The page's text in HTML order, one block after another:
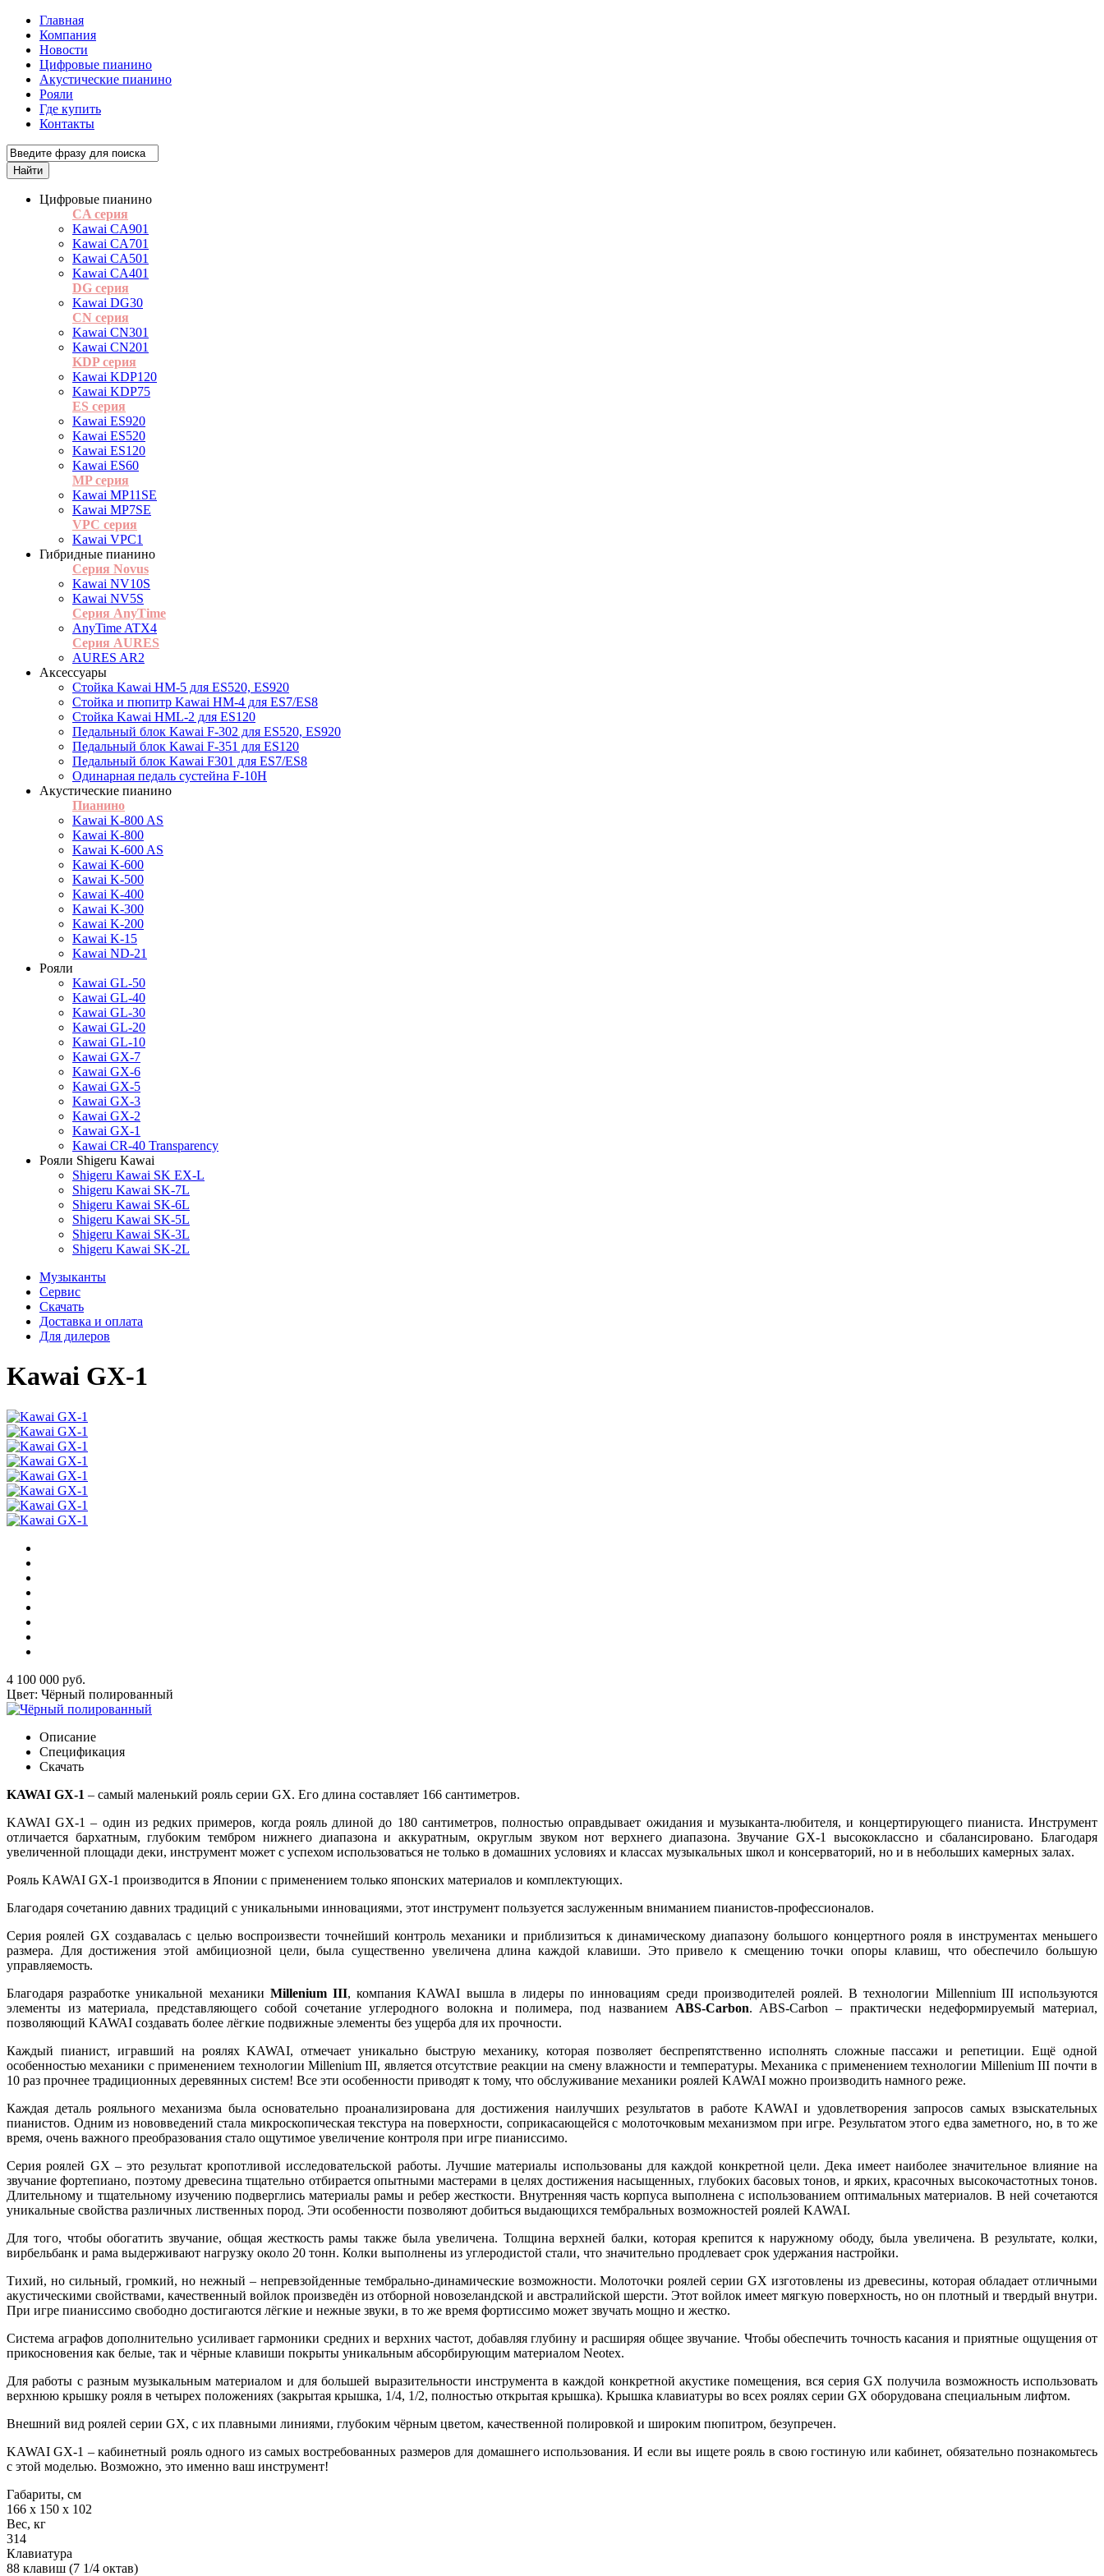
Главная
Компания
Новости
Цифровые пианино
Акустические пианино
Рояли
Где купить
Контакты
Цифровые пианино
CA серия
Kawai CA901
Kawai CA701
Kawai CA501
Kawai CA401
DG серия
Kawai DG30
CN серия
Kawai CN301
Kawai CN201
KDP серия
Kawai KDP120
Kawai KDP75
ES cерия
Kawai ES920
Kawai ES520
Kawai ES120
Kawai ES60
MP серия
Kawai MP11SE
Kawai MP7SE
VPC серия
Kawai VPC1
Гибридные пианино
Серия Novus
Kawai NV10S
Kawai NV5S
Серия AnyTime
AnyTime ATX4
Серия AURES
AURES AR2
Аксессуары
Стойка Kawai HM-5 для ES520, ES920
Cтойка и пюпитр Kawai HM-4 для ES7/ES8
Стойка Kawai HML-2 для ES120
Педальный блок Kawai F-302 для ES520, ES920
Педальный блок Kawai F-351 для ES120
Педальный блок Kawai F301 для ES7/ES8
Одинарная педаль сустейна F-10H
Акустические пианино
Пианино
Kawai K-800 AS
Kawai K-800
Kawai K-600 AS
Kawai K-600
Kawai K-500
Kawai K-400
Kawai K-300
Kawai K-200
Kawai K-15
Kawai ND-21
Рояли
Kawai GL-50
Kawai GL-40
Kawai GL-30
Kawai GL-20
Kawai GL-10
Kawai GX-7
Kawai GX-6
Kawai GX-5
Kawai GX-3
Kawai GX-2
Kawai GX-1
Kawai CR-40 Transparency
Рояли Shigeru Kawai
Shigeru Kawai SK EX-L
Shigeru Kawai SK-7L
Shigeru Kawai SK-6L
Shigeru Kawai SK-5L
Shigeru Kawai SK-3L
Shigeru Kawai SK-2L
Музыканты
Сервис
Скачать
Доставка и оплата
Для дилеров
Kawai GX-1
4 100 000 руб.
Цвет: Чёрный полированный
Описание
Спецификация
Скачать
KAWAI GX-1 – самый маленький рояль серии GX. Его длина составляет 166 сантиметров.
KAWAI GX-1 – один из редких примеров, когда рояль длиной до 180 сантиметров, полностью оправдывает ожидания и музыканта-любителя, и концертирующего пианиста. Инструмент
отличается бархатным, глубоким тембром нижнего диапазона и аккуратным, округлым звуком нот верхнего диапазона. Звучание GX-1 высококлассно и сбалансировано. Благодаря
увеличенной площади деки, инструмент может с успехом использоваться не только в домашних условиях и классах музыкальных школ и консерваторий, но и в небольших камерных залах.
Рояль KAWAI GX-1 производится в Японии с применением только японских материалов и комплектующих.
Благодаря сочетанию давних традиций с уникальными инновациями, этот инструмент пользуется заслуженным вниманием пианистов-профессионалов.
Серия роялей GX создавалась с целью воспроизвести точнейший контроль механики и приблизиться к динамическому диапазону большого концертного рояля в инструментах меньшего
размера. Для достижения этой амбициозной цели, была существенно увеличена длина каждой клавиши. Это привело к смещению точки опоры клавиш, что обеспечило большую
управляемость.
Благодаря разработке уникальной механики Millenium III, компания KAWAI вышла в лидеры по инновациям среди производителей роялей. В технологии Millennium III используются
элементы из материала, представляющего собой сочетание углеродного волокна и полимера, под названием ABS-Carbon. ABS-Carbon – практически недеформируемый материал,
позволяющий KAWAI создавать более лёгкие подвижные элементы без ущерба для их прочности.
Каждый пианист, игравший на роялях KAWAI, отмечает уникально быструю механику, которая позволяет беспрепятственно исполнять сложные пассажи и репетиции. Ещё одной
особенностью механики с применением технологии Millenium III, является отсутствие реакции на смену влажности и температуры. Механика с применением технологии Millenium III почти в
10 раз прочнее традиционных деревянных систем! Все эти особенности приводят к тому, что обслуживание механики роялей KAWAI можно производить намного реже.
Каждая деталь рояльного механизма была основательно проанализирована для достижения наилучших результатов в работе KAWAI и удовлетворения запросов самых взыскательных
пианистов. Одним из нововведений стала микроскопическая текстура на поверхности, соприкасающейся с молоточковым механизмом при игре. Результатом этого едва заметного, но, в то же
время, очень важного преобразования стало ощутимое увеличение контроля при игре пианиссимо.
Серия роялей GX – это результат кропотливой исследовательской работы. Лучшие материалы использованы для каждой конкретной цели. Дека имеет наиболее значительное влияние на
звучание фортепиано, поэтому древесина тщательно отбирается опытными мастерами в целях достижения насыщенных, глубоких басовых тонов, и ярких, красочных высокочастотных тонов.
Длительному и тщательному изучению подверглись материалы рамы и ребер жесткости. Внутренняя часть корпуса выполнена с использованием оптимальных материалов. В ней сочетаются
уникальные свойства различных лиственных пород. Эти особенности позволяют добиться выдающихся тембральных возможностей роялей KAWAI.
Для того, чтобы обогатить звучание, общая жесткость рамы также была увеличена. Толщина верхней балки, которая крепится к наружному ободу, была увеличена. В результате, колки,
вирбельбанк и рама выдерживают нагрузку около 20 тонн. Колки выполнены из углеродистой стали, что значительно продлевает срок удержания настройки.
Тихий, но сильный, громкий, но нежный – непревзойденные тембрально-динамические возможности. Молоточки роялей серии GX изготовлены из древесины, которая обладает отличными
акустическими свойствами, качественный войлок произведён из отборной новозеландской и австралийской шерсти. Этот войлок имеет мягкую поверхность, но он плотный и твердый внутри.
При игре пианиссимо свободно достигаются лёгкие и нежные звуки, в то же время фортиссимо может звучать мощно и жестко.
Система аграфов дополнительно усиливает гармоники средних и верхних частот, добавляя глубину и расширяя общее звучание. Чтобы обеспечить точность касания и приятные ощущения от
прикосновения как белые, так и чёрные клавиши покрыты уникальным абсорбирующим материалом Neotex.
Для работы с разным музыкальным материалом и для большей выразительности инструмента в каждой конкретной акустике помещения, вся серия GX получила возможность использовать
верхнюю крышку рояля в четырех положениях (закрытая крышка, 1/4, 1/2, полностью открытая крышка). Крышка клавиатуры во всех роялях серии GX оборудована специальным лифтом.
Внешний вид роялей серии GX, с их плавными линиями, глубоким чёрным цветом, качественной полировкой и широким пюпитром, безупречен.
KAWAI GX-1 – кабинетный рояль одного из самых востребованных размеров для домашнего использования. И если вы ищете рояль в свою гостиную или кабинет, обязательно познакомьтесь
с этой моделью. Возможно, это именно ваш инструмент!
Габариты, см
166 х 150 х 102
Вес, кг
314
Клавиатура
88 клавиш (7 1/4 октав)